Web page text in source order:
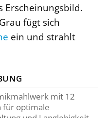
Erscheinungsbild.
fügt sich
ein und strahlt
mit 12
für optimale